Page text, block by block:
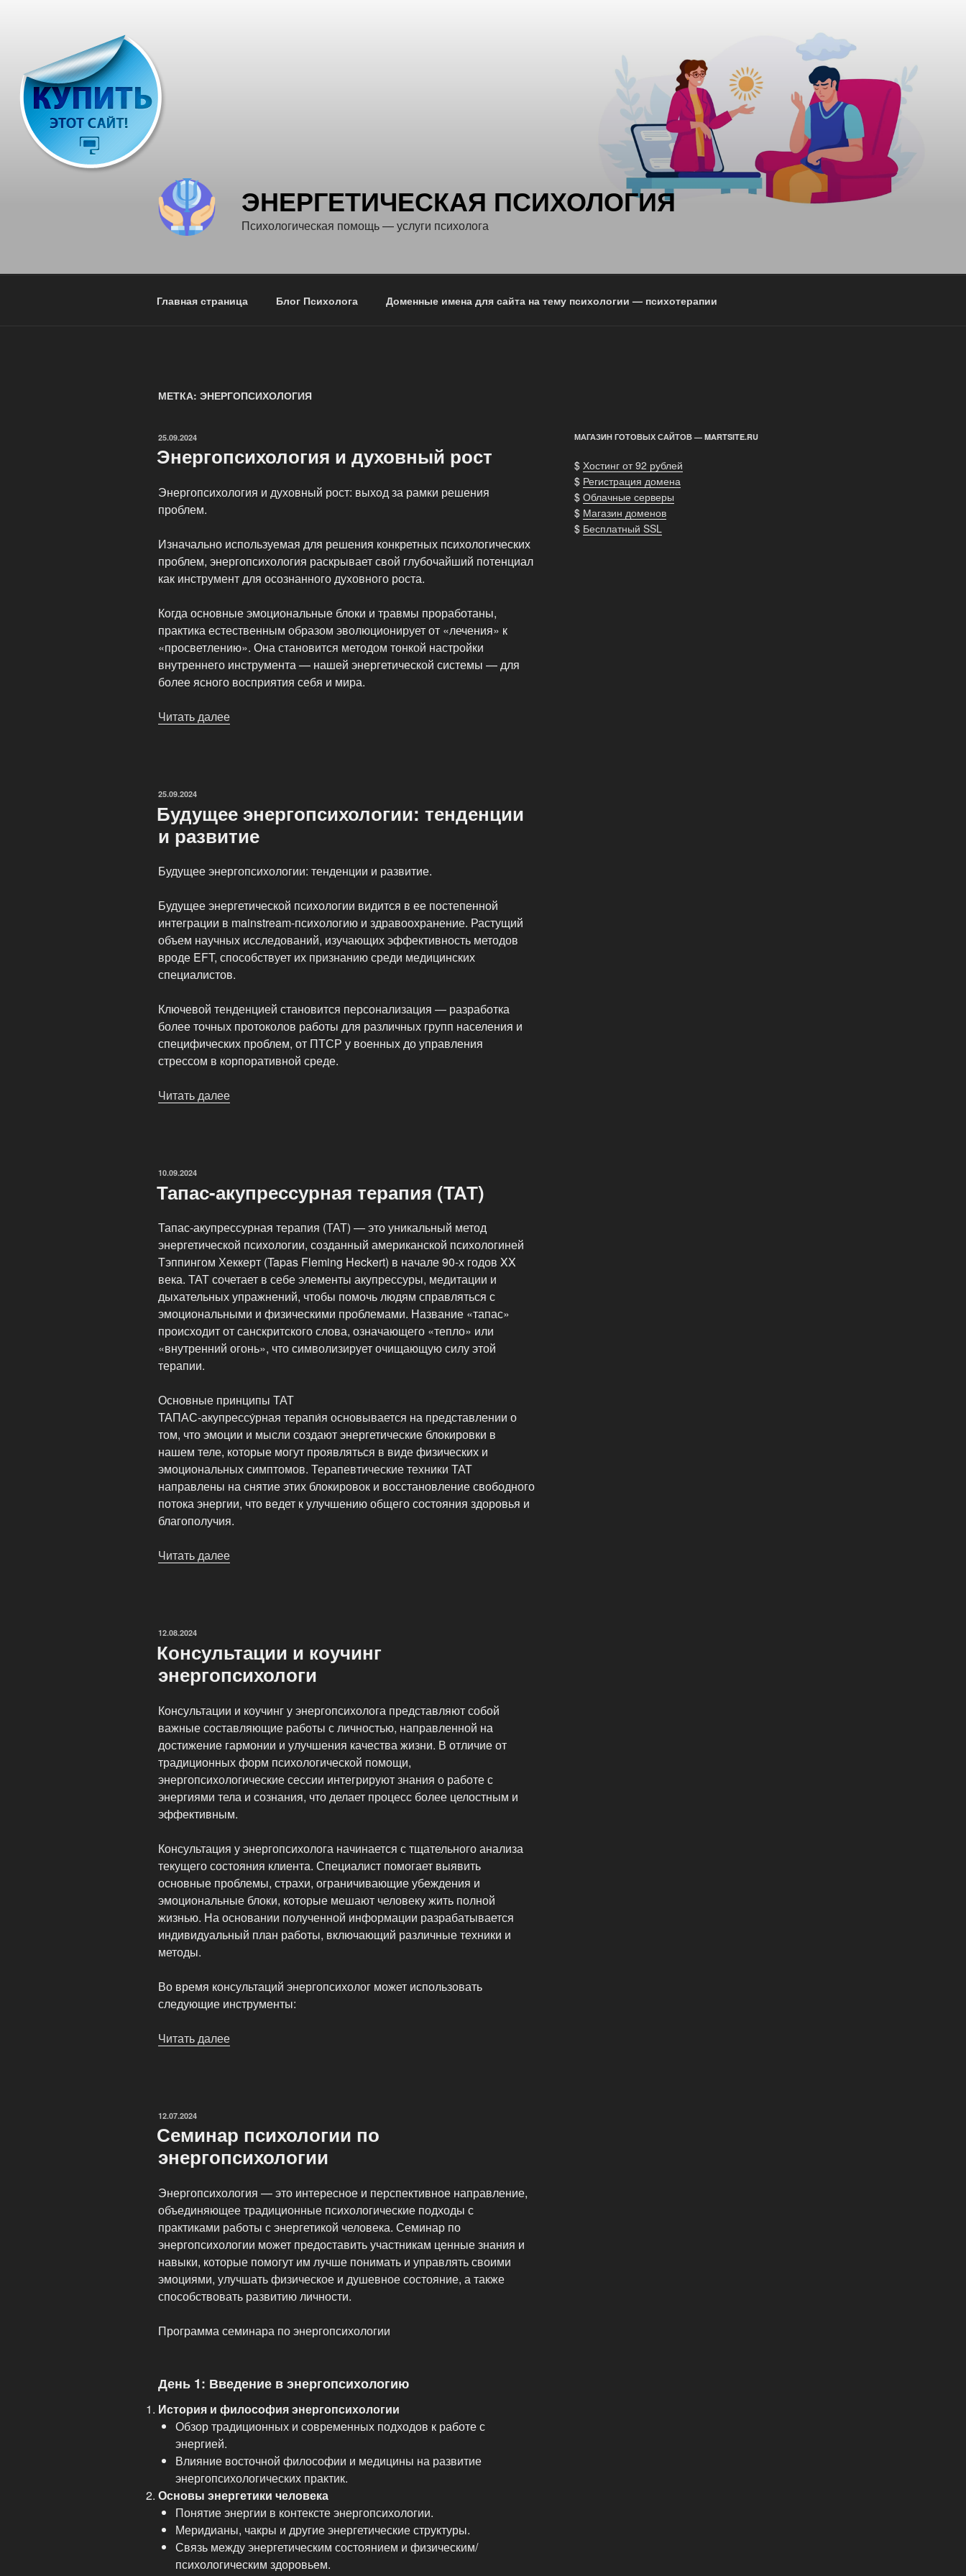
ЭНЕРГЕТИЧЕСКАЯ ПСИХОЛОГИЯ
Психологическая помощь — услуги психолога
Главная страница Блог Психолога Доменные имена для сайта на тему психологии — психотерапии
МЕТКА: ЭНЕРГОПСИХОЛОГИЯ
ОПУБЛИКОВАНО
25.09.2024
Энергопсихология и духовный рост
Энергопсихология и духовный рост: выход за рамки решения
проблем.
Изначально используемая для решения конкретных психологических
проблем, энергопсихология раскрывает свой глубочайший потенциал
как инструмент для осознанного духовного роста.
Когда основные эмоциональные блоки и травмы проработаны,
практика естественным образом эволюционирует от «лечения» к
«просветлению». Она становится методом тонкой настройки
внутреннего инструмента — нашей энергетической системы — для
более ясного восприятия себя и мира.
Читать далее
ОПУБЛИКОВАНО
25.09.2024
Будущее энергопсихологии: тенденции
и развитие
Будущее энергопсихологии: тенденции и развитие.
Будущее энергетической психологии видится в ее постепенной
интеграции в mainstream-психологию и здравоохранение. Растущий
объем научных исследований, изучающих эффективность методов
вроде EFT, способствует их признанию среди медицинских
специалистов.
Ключевой тенденцией становится персонализация — разработка
более точных протоколов работы для различных групп населения и
специфических проблем, от ПТСР у военных до управления
стрессом в корпоративной среде.
Читать далее
ОПУБЛИКОВАНО
10.09.2024
Тапас-акупрессурная терапия (ТАТ)
Тапас-акупрессурная терапия (ТАТ) — это уникальный метод
энергетической психологии, созданный американской психологиней
Тэппингом Хеккерт (Tapas Fleming Heckert) в начале 90-х годов XX
века. ТАТ сочетает в себе элементы акупрессуры, медитации и
дыхательных упражнений, чтобы помочь людям справляться с
эмоциональными и физическими проблемами. Название «тапас»
происходит от санскритского слова, означающего «тепло» или
«внутренний огонь», что символизирует очищающую силу этой
терапии.
Основные принципы ТАТ
ТАПАС-акупрессу́рная терапи́я основывается на представлении о
том, что эмоции и мысли создают энергетические блокировки в
нашем теле, которые могут проявляться в виде физических и
эмоциональных симптомов. Терапевтические техники ТАТ
направлены на снятие этих блокировок и восстановление свободного
потока энергии, что ведет к улучшению общего состояния здоровья и
благополучия.
Читать далее
ОПУБЛИКОВАНО
12.08.2024
Консультации и коучинг
энергопсихологи
Консультации и коучинг у энергопсихолога представляют собой
важные составляющие работы с личностью, направленной на
достижение гармонии и улучшения качества жизни. В отличие от
традиционных форм психологической помощи,
энергопсихологические сессии интегрируют знания о работе с
энергиями тела и сознания, что делает процесс более целостным и
эффективным.
Консультация у энергопсихолога начинается с тщательного анализа
текущего состояния клиента. Специалист помогает выявить
основные проблемы, страхи, ограничивающие убеждения и
эмоциональные блоки, которые мешают человеку жить полной
жизнью. На основании полученной информации разрабатывается
индивидуальный план работы, включающий различные техники и
методы.
Во время консультаций энергопсихолог может использовать
следующие инструменты:
Читать далее
ОПУБЛИКОВАНО
12.07.2024
Семинар психологии по
энергопсихологии
Энергопсихология — это интересное и перспективное направление,
объединяющее традиционные психологические подходы с
практиками работы с энергетикой человека. Семинар по
энергопсихологии может предоставить участникам ценные знания и
навыки, которые помогут им лучше понимать и управлять своими
эмоциями, улучшать физическое и душевное состояние, а также
способствовать развитию личности.
Программа семинара по энергопсихологии
День 1: Введение в энергопсихологию
История и философия энергопсихологии
Обзор традиционных и современных подходов к работе с
энергией.
Влияние восточной философии и медицины на развитие
энергопсихологических практик.
Основы энергетики человека
Понятие энергии в контексте энергопсихологии.
Меридианы, чакры и другие энергетические структуры.
Связь между энергетическим состоянием и физическим/
психологическим здоровьем.
МАГАЗИН ГОТОВЫХ САЙТОВ — MARTSITE.RU
$ Хостинг от 92 рублей
$ Регистрация домена
$ Облачные серверы
$ Магазин доменов
$ Бесплатный SSL